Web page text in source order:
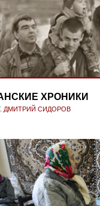
ХРОНИКИ
ДМИТРИЙ СИДОРОВ